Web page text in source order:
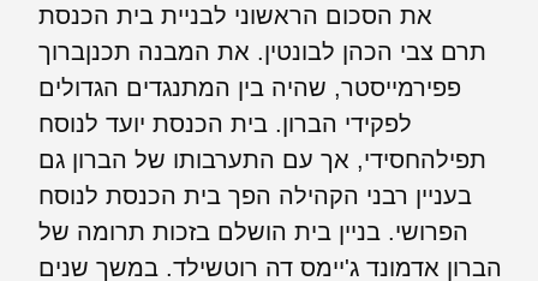
את הסכום הראשוני לבניית בית הכנסת
תרם צבי הכהן לבונטין. את המבנה תכנןברוך
פפירמייסטר, שהיה בין המתנגדים הגדולים
לפקידי הברון. בית הכנסת יועד לנוסח
תפילהחסידי, אך עם התערבותו של הברון גם
בעניין רבני הקהילה הפך בית הכנסת לנוסח
הפרושי. בניין בית הושלם בזכות תרומה של
הברון אדמונד ג'יימס דה רוטשילד. במשך שנים